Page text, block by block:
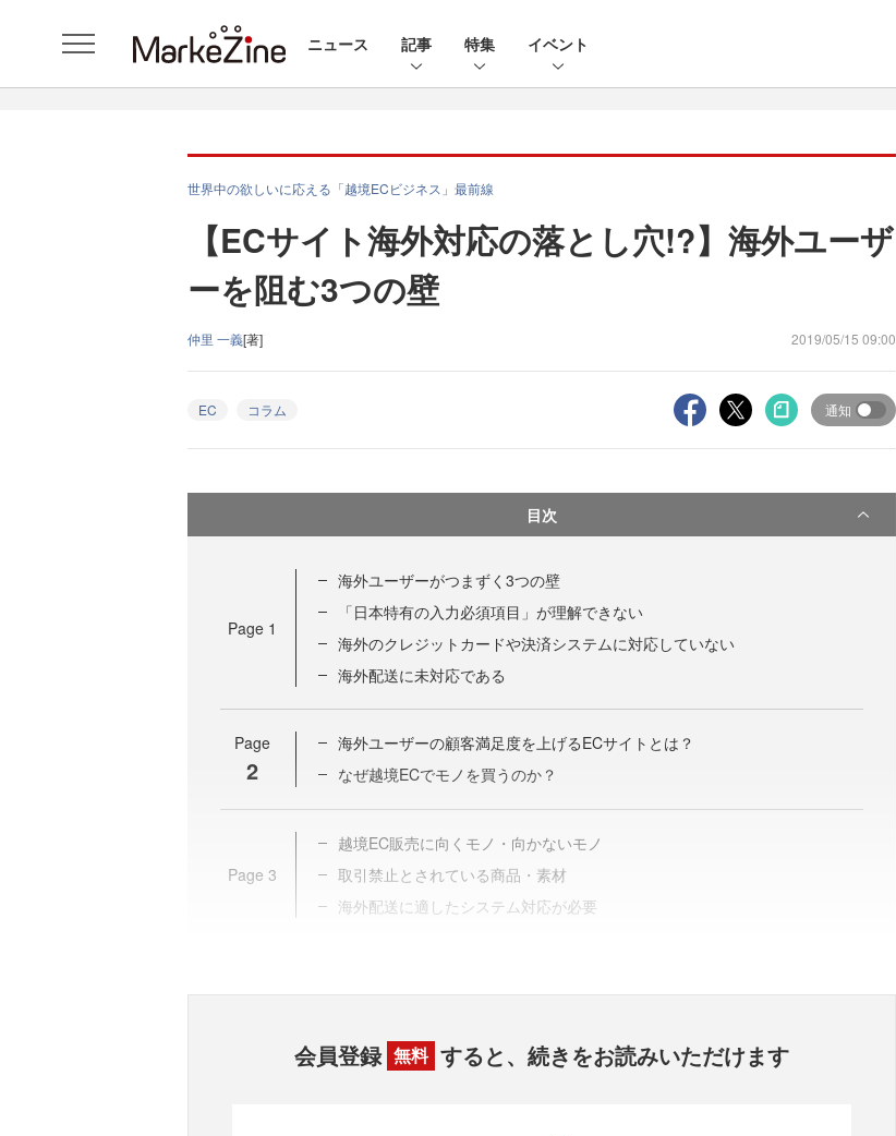
ニュース 記事 特集 イベント
世界中の欲しいに応える「越境ECビジネス」最前線
【ECサイト海外対応の落とし穴!?】海外ユーザ
ーを阻む3つの壁
仲里 一義[著] 2019/05/15 09:00
EC コラム 通知
目次
Page 1
海外ユーザーがつまずく3つの壁
「日本特有の入力必須項目」が理解できない
海外のクレジットカードや決済システムに対応していない
海外配送に未対応である
Page
2
海外ユーザーの顧客満足度を上げるECサイトとは？
なぜ越境ECでモノを買うのか？
Page 3
越境EC販売に向くモノ・向かないモノ
取引禁止とされている商品・素材
海外配送に適したシステム対応が必要
会員登録 無料 すると、続きをお読みいただけます